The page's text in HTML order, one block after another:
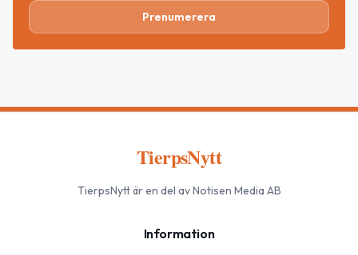
Prenumerera
TierpsNytt
TierpsNyttär en del av Notisen Media AB
Information